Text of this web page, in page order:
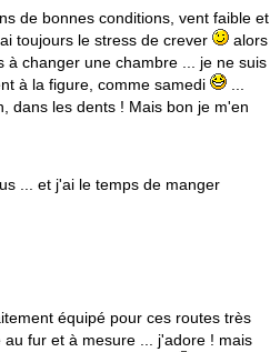
de bonnes conditions, vent faible et
toujours le stress de crever
alors
à changer une chambre ... je ne suis
à la figure, comme samedi
dans les dents ! Mais bon je m'en
... et j'ai le temps de manger
équipé pour ces routes très
fur et à mesure ... j'adore ! mais